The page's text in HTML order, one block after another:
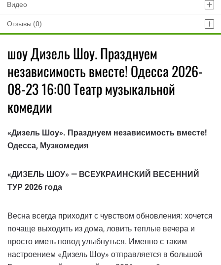
Видео
Отзывы (0)
шоу Дизель Шоу. Празднуем
независимость вместе! Одесса 2026-
08-23 16:00 Театр музыкальной
комедии
«Дизель Шоу». Празднуем независимость вместе!
Одесса, Музкомедия
«ДИЗЕЛЬ ШОУ» — ВСЕУКРАИНСКИЙ ВЕСЕННИЙ
ТУР 2026 года
Весна всегда приходит с чувством обновления: хочется
почаще выходить из дома, ловить теплые вечера и
просто иметь повод улыбнуться. Именно с таким
настроением «Дизель Шоу» отправляется в большой